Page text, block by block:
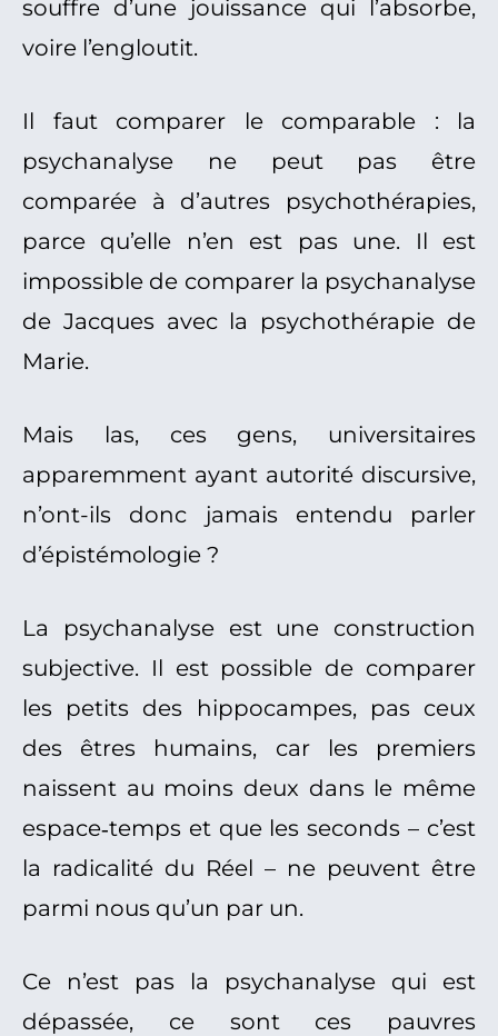
souffre d’une jouissance qui l’absorbe,
voire l’engloutit.
Il faut comparer le comparable : la
psychanalyse ne peut pas être
comparée à d’autres psychothérapies,
parce qu’elle n’en est pas une. Il est
impossible de comparer la psychanalyse
de Jacques avec la psychothérapie de
Marie.
Mais las, ces gens, universitaires
apparemment ayant autorité discursive,
n’ont-ils donc jamais entendu parler
d’épistémologie ?
La psychanalyse est une construction
subjective. Il est possible de comparer
les petits des hippocampes, pas ceux
des êtres humains, car les premiers
naissent au moins deux dans le même
espace‑temps et que les seconds – c’est
la radicalité du Réel – ne peuvent être
parmi nous qu’un par un.
Ce n’est pas la psychanalyse qui est
dépassée, ce sont ces pauvres